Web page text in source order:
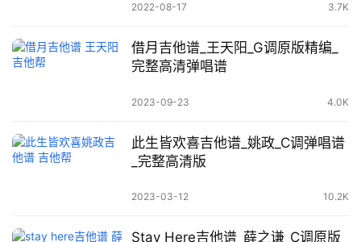
2022-08-17 3.7K
借月吉他谱_王天阳_G调原版精编_
完整高清弹唱谱
2023-09-23 4.0K
此生皆欢喜吉他谱_姚政_C调弹唱谱
_完整高清版
2023-03-12 10.2K
Stay Here吉他谱_薛之谦_C调原版